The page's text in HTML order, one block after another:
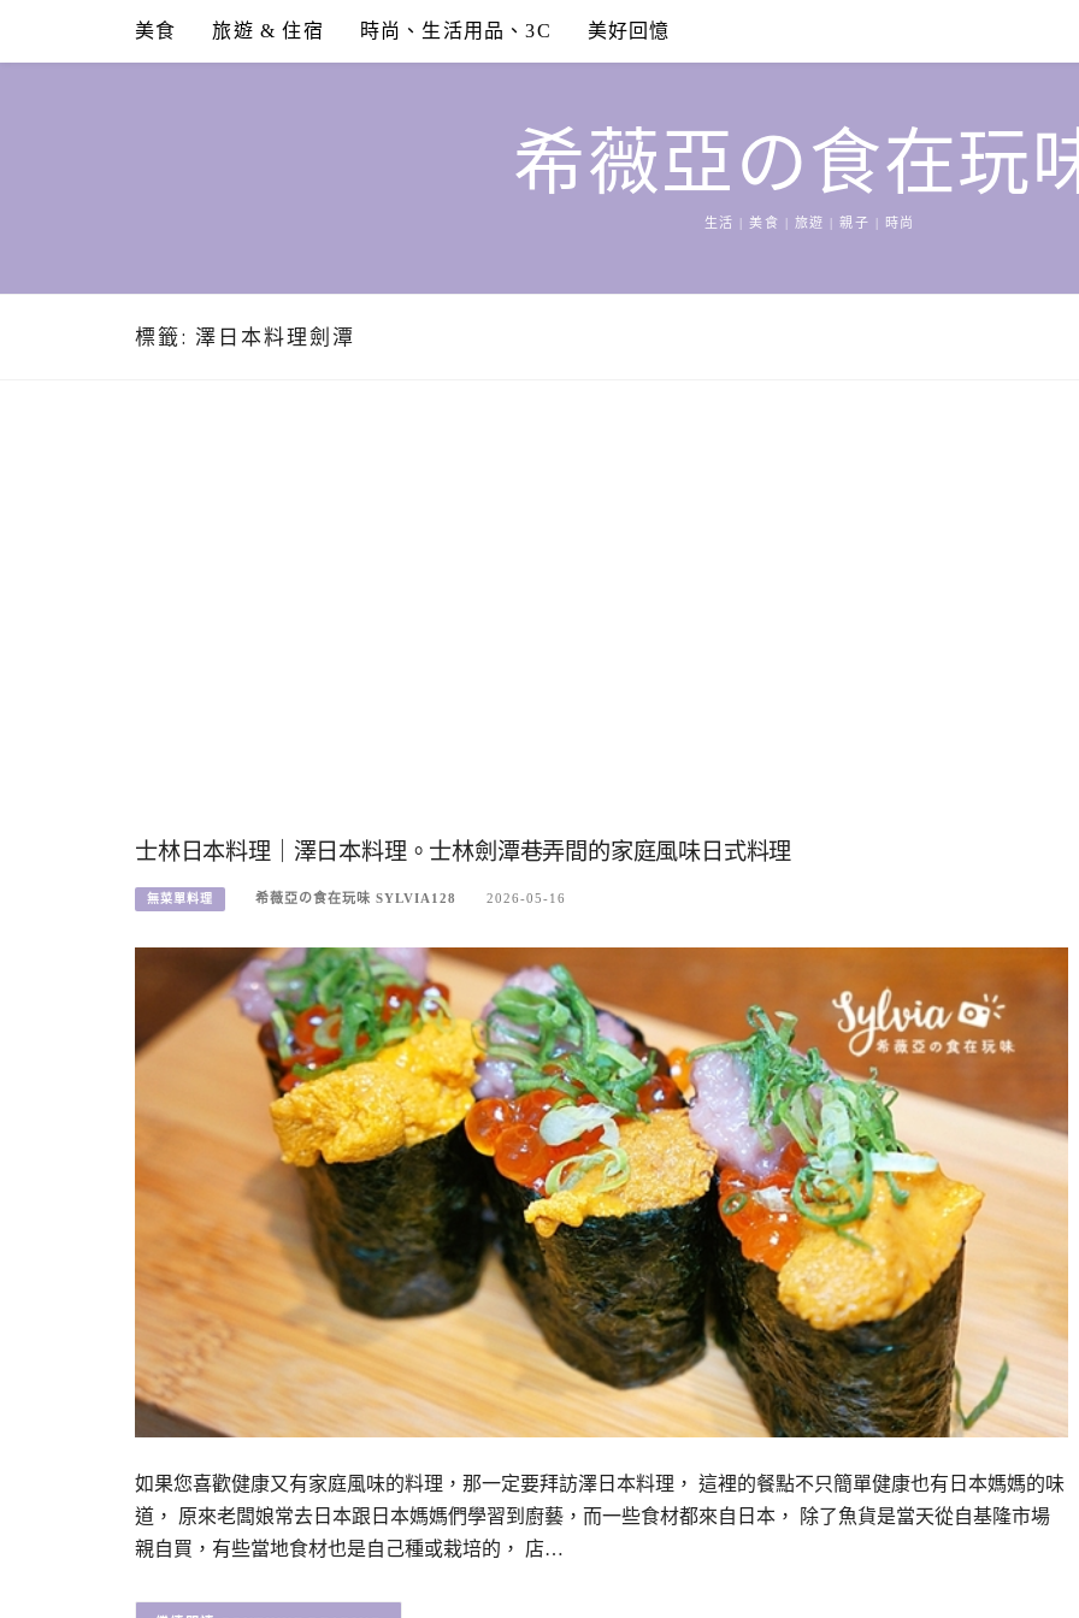
content
美食 旅遊 & 住宿 時尚、生活用品、3C 美好回憶
希薇亞の食在玩
生活 | 美食 | 旅遊 | 親子 | 時尚
標籤: 澤日本料理劍潭
士林日本料理｜澤日本料理。士林劍潭巷弄間的家庭風味日式料理
無菜單料理 希薇亞の食在玩味 SYLVIA128 2026-05-16
如果您喜歡健康又有家庭風味的料理，那一定要拜訪澤日本料理， 這裡的餐點不只簡單健康也有日本媽媽的味
道， 原來老闆娘常去日本跟日本媽媽們學習到廚藝，而一些食材都來自日本， 除了魚貨是當天從自基隆市場
親自買，有些當地食材也是自己種或栽培的， 店…